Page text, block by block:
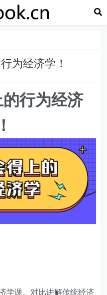
为经济学！
行为经济
学课。对比讲解传统经济